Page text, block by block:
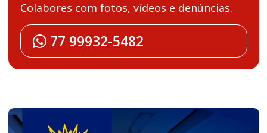
Colabores com fotos, vídeos e denúncias.
77 99932-5482